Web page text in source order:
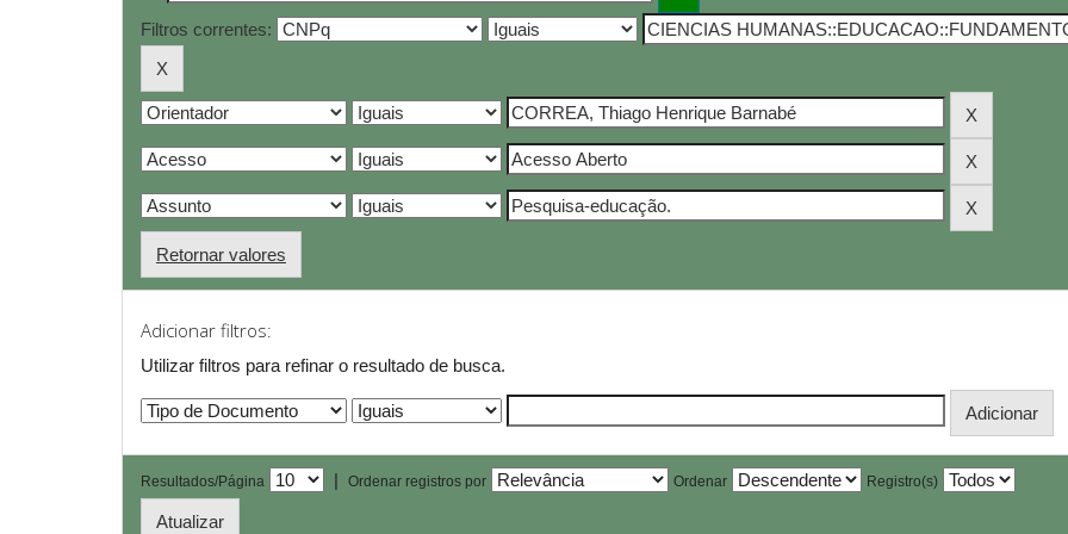
Filtros correntes:
Retornar valores
Adicionar filtros:
Utilizar filtros para refinar o resultado de busca.
Resultados/Página | Ordenar registros por Ordenar Registro(s)